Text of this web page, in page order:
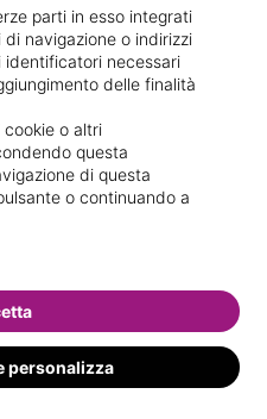
del
di Monia
parti in esso integrati
navigazione o indirizzi
identificatori necessari
delle finalità
cookie o altri
questa
di questa
o continuando a
personalizza